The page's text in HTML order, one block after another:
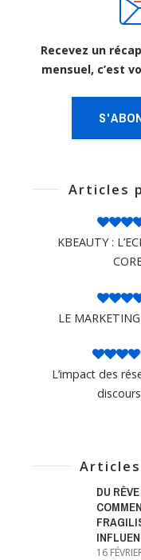
Recevez un
mensuel, c’est
Articles
KBEAUTY :
LE
L’impact des
DU
16